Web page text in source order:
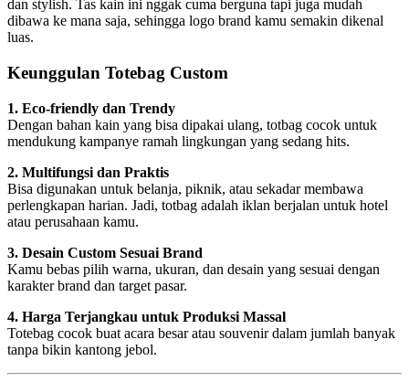
dan stylish. Tas kain ini nggak cuma berguna tapi juga mudah
dibawa ke mana saja, sehingga logo brand kamu semakin dikenal
luas.
Keunggulan Totebag Custom
1. Eco-friendly dan Trendy
Dengan bahan kain yang bisa dipakai ulang, totbag cocok untuk
mendukung kampanye ramah lingkungan yang sedang hits.
2. Multifungsi dan Praktis
Bisa digunakan untuk belanja, piknik, atau sekadar membawa
perlengkapan harian. Jadi, totbag adalah iklan berjalan untuk hotel
atau perusahaan kamu.
3. Desain Custom Sesuai Brand
Kamu bebas pilih warna, ukuran, dan desain yang sesuai dengan
karakter brand dan target pasar.
4. Harga Terjangkau untuk Produksi Massal
Totebag cocok buat acara besar atau souvenir dalam jumlah banyak
tanpa bikin kantong jebol.